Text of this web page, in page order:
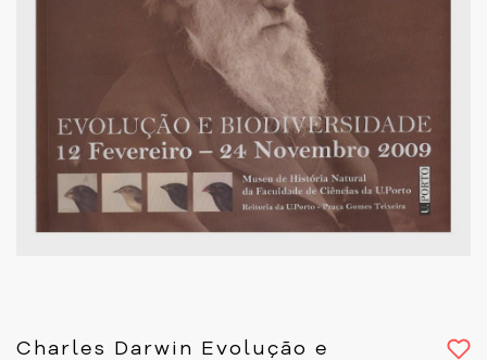
Charles Darwin Evolução e